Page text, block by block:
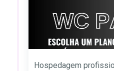
Hospedagem